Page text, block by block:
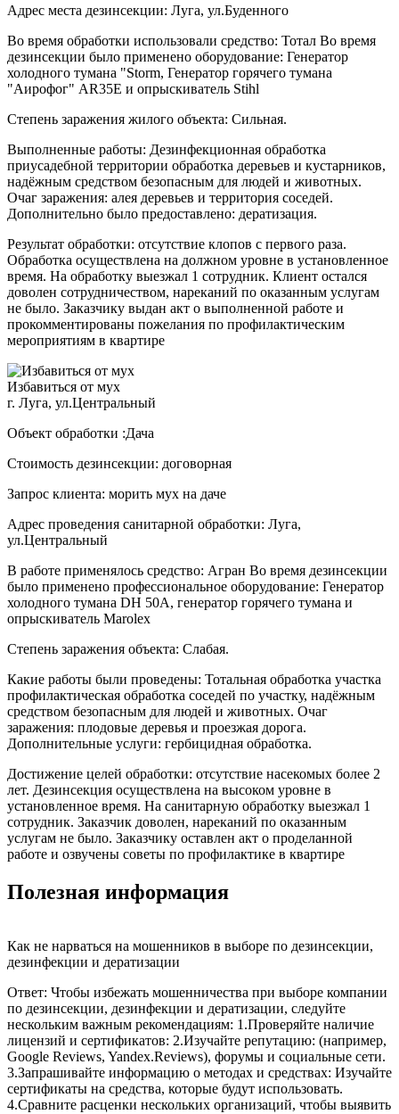
Адрес места дезинсекции: Луга, ул.Буденного
Во время обработки использовали средство: Тотал Во время
дезинсекции было применено оборудование: Генератор
холодного тумана "Storm, Генератор горячего тумана
"Аирофог" AR35E и опрыскиватель Stihl
Степень заражения жилого объекта: Сильная.
Выполненные работы: Дезинфекционная обработка
приусадебной территории обработка деревьев и кустарников,
надёжным средством безопасным для людей и животных.
Очаг заражения: алея деревьев и территория соседей.
Дополнительно было предоставлено: дератизация.
Результат обработки: отсутствие клопов с первого раза.
Обработка осуществлена на должном уровне в установленное
время. На обработку выезжал 1 сотрудник. Клиент остался
доволен сотрудничеством, нареканий по оказанным услугам
не было. Заказчику выдан акт о выполненной работе и
прокомментированы пожелания по профилактическим
мероприятиям в квартире
Избавиться от мух
г. Луга, ул.Центральный
Объект обработки :Дача
Стоимость дезинсекции: договорная
Запрос клиента: морить мух на даче
Адрес проведения санитарной обработки: Луга,
ул.Центральный
В работе применялось средство: Агран Во время дезинсекции
было применено профессиональное оборудование: Генератор
холодного тумана DH 50A, генератор горячего тумана и
опрыскиватель Marolex
Степень заражения объекта: Слабая.
Какие работы были проведены: Тотальная обработка участка
профилактическая обработка соседей по участку, надёжным
средством безопасным для людей и животных. Очаг
заражения: плодовые деревья и проезжая дорога.
Дополнительные услуги: гербицидная обработка.
Достижение целей обработки: отсутствие насекомых более 2
лет. Дезинсекция осуществлена на высоком уровне в
установленное время. На санитарную обработку выезжал 1
сотрудник. Заказчик доволен, нареканий по оказанным
услугам не было. Заказчику оставлен акт о проделанной
работе и озвучены советы по профилактике в квартире
Полезная информация
Как не нарваться на мошенников в выборе по дезинсекции,
дезинфекции и дератизации
Ответ: Чтобы избежать мошенничества при выборе компании
по дезинсекции, дезинфекции и дератизации, следуйте
нескольким важным рекомендациям: 1.Проверяйте наличие
лицензий и сертификатов: 2.Изучайте репутацию: (например,
Google Reviews, Yandex.Reviews), форумы и социальные сети.
3.Запрашивайте информацию о методах и средствах: Изучайте
сертификаты на средства, которые будут использовать.
4.Сравните расценки нескольких организаций, чтобы выявить